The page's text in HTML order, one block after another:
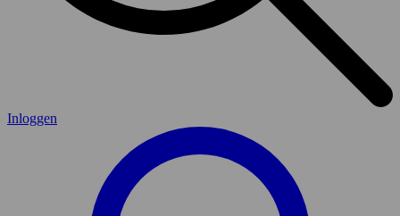
Inloggen